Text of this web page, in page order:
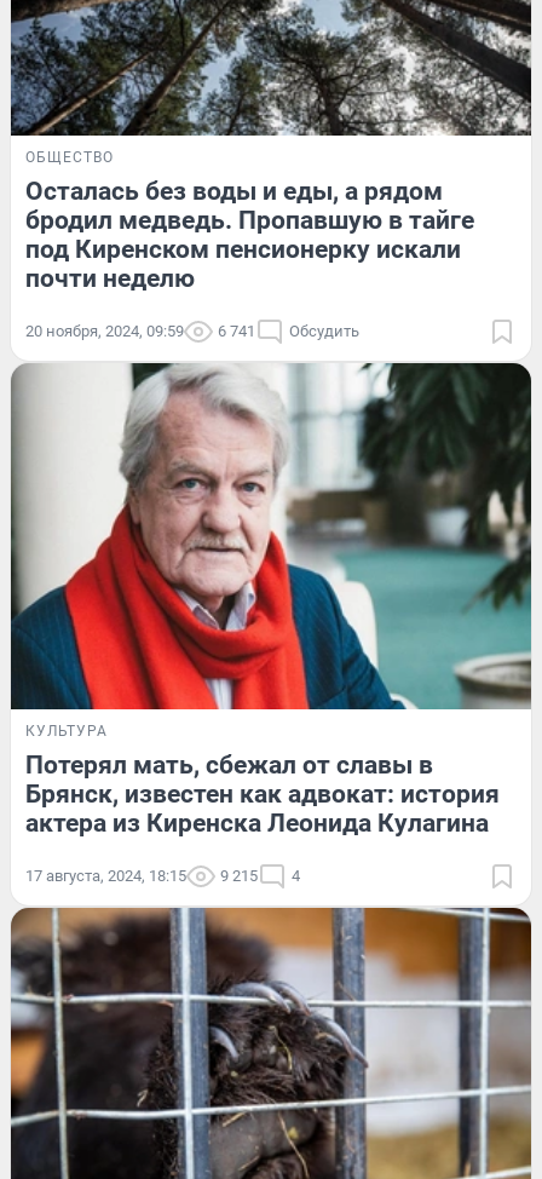
ОБЩЕСТВО
Осталась без воды и еды, а рядом
бродил медведь. Пропавшую в тайге
под Киренском пенсионерку искали
почти неделю
20 ноября, 2024, 09:59 6 741 Обсудить
КУЛЬТУРА
Потерял мать, сбежал от славы в
Брянск, известен как адвокат: история
актера из Киренска Леонида Кулагина
17 августа, 2024, 18:15 9 215 4